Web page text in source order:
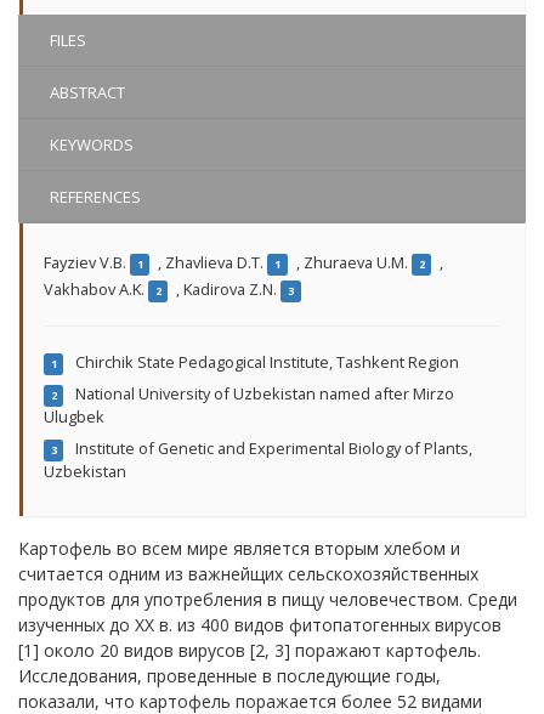
FILES
ABSTRACT
KEYWORDS
REFERENCES
Fayziev V.B. 1 , Zhavlieva D.T. 1 , Zhuraeva U.M. 2
,
Vakhabov A.K.
2 ,Kadirova Z.N. 3
1 Chirchik State Pedagogical Institute, Tashkent Region
2
National University of Uzbekistan named after Mirzo
Ulugbek
3
Institute of Genetic and Experimental Biology of Plants,
Uzbekistan
Картофель во всем мире является вторым хлебом и
считается одним из важнейщих сельскохозяйственных
продуктов для употребления в пищу человечеством. Среди
изученных до ХХ в. из 400 видов фитопатогенных вирусов
[1] около 20 видов вирусов [2, 3] поражают картофель.
Исследования, проведенные в последующие годы,
показали, что картофель поражается более 52 видами